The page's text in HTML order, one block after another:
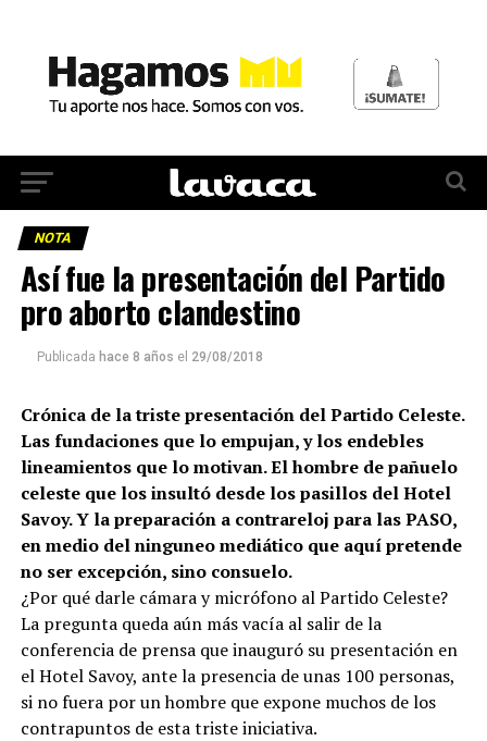
NOTA
Así fue la presentación del Partido
pro aborto clandestino
Publicada hace 8 años el 29/08/2018
Crónica de la triste presentación del Partido Celeste.
Las fundaciones que lo empujan, y los endebles
lineamientos que lo motivan. El hombre de pañuelo
celeste que los insultó desde los pasillos del Hotel
Savoy. Y la preparación a contrareloj para las PASO,
en medio del ninguneo mediático que aquí pretende
no ser excepción, sino consuelo.
¿Por qué darle cámara y micrófono al Partido Celeste?
La pregunta queda aún más vacía al salir de la
conferencia de prensa que inauguró su presentación en
el Hotel Savoy, ante la presencia de unas 100 personas,
si no fuera por un hombre que expone muchos de los
contrapuntos de esta triste iniciativa.